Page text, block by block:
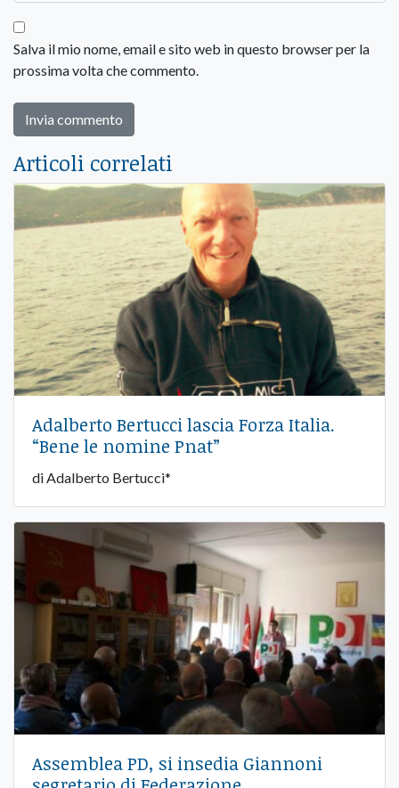
Salva il mio nome, email e sito web in questo browser per la
prossima volta che commento.
Articoli correlati
Adalberto Bertucci lascia Forza Italia.
“Bene le nomine Pnat”
di Adalberto Bertucci*
Assemblea PD, si insedia Giannoni